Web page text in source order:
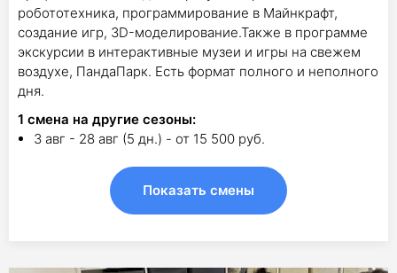
робототехника, программирование в Майнкрафт,
создание игр, 3D-моделирование.Также в программе
экскурсии в интерактивные музеи и игры на свежем
воздухе, ПандаПарк. Есть формат полного и неполного
дня.
1 смена на другие сезоны:
3 авг - 28 авг (5 дн.) - от 15 500 руб.
Показать смены